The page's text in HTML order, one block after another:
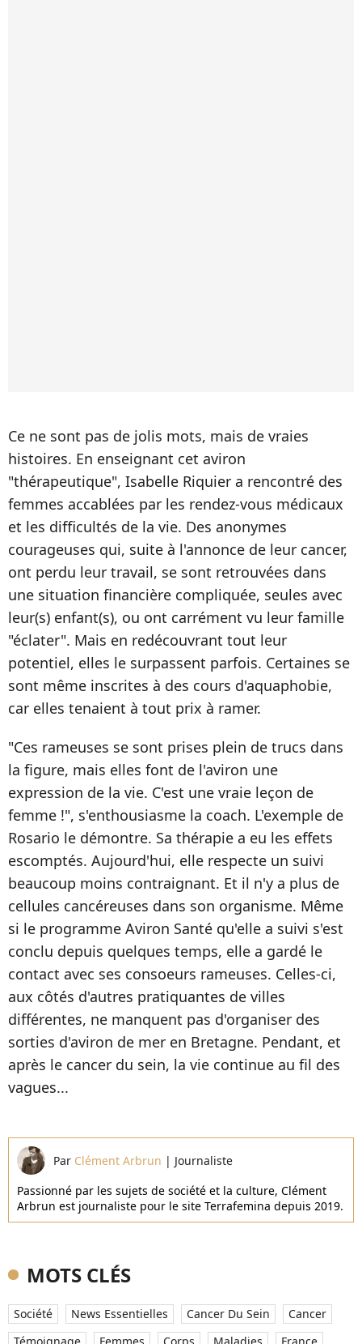
Ce ne sont pas de jolis mots, mais de vraies
histoires. En enseignant cet aviron
"thérapeutique", Isabelle Riquier a rencontré des
femmes accablées par les rendez-vous médicaux
et les difficultés de la vie. Des anonymes
courageuses qui, suite à l'annonce de leur cancer,
ont perdu leur travail, se sont retrouvées dans
une situation financière compliquée, seules avec
leur(s) enfant(s), ou ont carrément vu leur famille
"éclater". Mais en redécouvrant tout leur
potentiel, elles le surpassent parfois. Certaines se
sont même inscrites à des cours d'aquaphobie,
car elles tenaient à tout prix à ramer.
"Ces rameuses se sont prises plein de trucs dans
la figure, mais elles font de l'aviron une
expression de la vie. C'est une vraie leçon de
femme !", s'enthousiasme la coach. L'exemple de
Rosario le démontre. Sa thérapie a eu les effets
escomptés. Aujourd'hui, elle respecte un suivi
beaucoup moins contraignant. Et il n'y a plus de
cellules cancéreuses dans son organisme. Même
si le programme Aviron Santé qu'elle a suivi s'est
conclu depuis quelques temps, elle a gardé le
contact avec ses consoeurs rameuses. Celles-ci,
aux côtés d'autres pratiquantes de villes
différentes, ne manquent pas d'organiser des
sorties d'aviron de mer en Bretagne. Pendant, et
après le cancer du sein, la vie continue au fil des
vagues...
Par Clément Arbrun | Journaliste
Passionné par les sujets de société et la culture, Clément
Arbrun est journaliste pour le site Terrafemina depuis 2019.
MOTS CLÉS
Société News Essentielles Cancer Du Sein
Cancer